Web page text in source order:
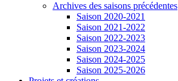
Archives des saisons précédentes
Saison 2020-2021
Saison 2021-2022
Saison 2022-2023
Saison 2023-2024
Saison 2024-2025
Saison 2025-2026